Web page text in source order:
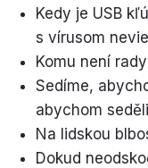
Kedy je USB
s vírusom
Komu není
Sedíme,
abychom
Na lidskou
Dokud